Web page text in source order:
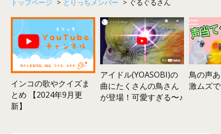
トップページ > とりっちメンバー > ぐるぐるさん
インコの歌やクイズま
とめ 【2024年9月更
新】
アイドル(YOASOBI)の
曲にたくさんの鳥さん
が登場！可愛すぎる〜♪
鳥の声
激ムズ